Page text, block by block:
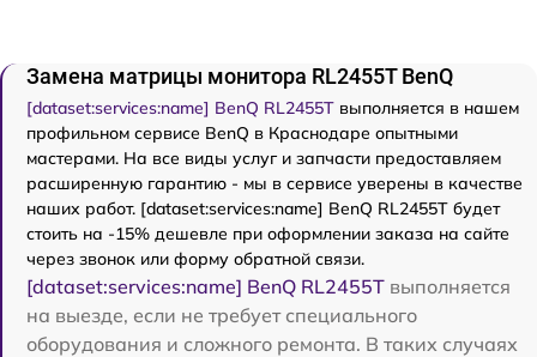
Замена матрицы монитора RL2455T BenQ
[dataset:services:name] BenQ RL2455T выполняется в нашем
профильном сервисе BenQ в Краснодаре опытными
мастерами. На все виды услуг и запчасти предоставляем
расширенную гарантию - мы в сервисе уверены в качестве
наших работ. [dataset:services:name] BenQ RL2455T будет
стоить на -15% дешевле при оформлении заказа на сайте
через звонок или форму обратной связи.
[dataset:services:name] BenQ RL2455T выполняется
на выезде, если не требует специального
оборудования и сложного ремонта. В таких случаях